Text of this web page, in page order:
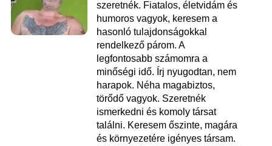
szeretnék. Fiatalos, életvidám és
humoros vagyok, keresem a
hasonló tulajdonságokkal
rendelkező párom. A
legfontosabb számomra a
minőségi idő. Írj nyugodtan, nem
harapok. Néha magabiztos,
törődő vagyok. Szeretnék
ismerkedni és komoly társat
találni. Keresem őszinte, magára
és környezetére igényes társam.